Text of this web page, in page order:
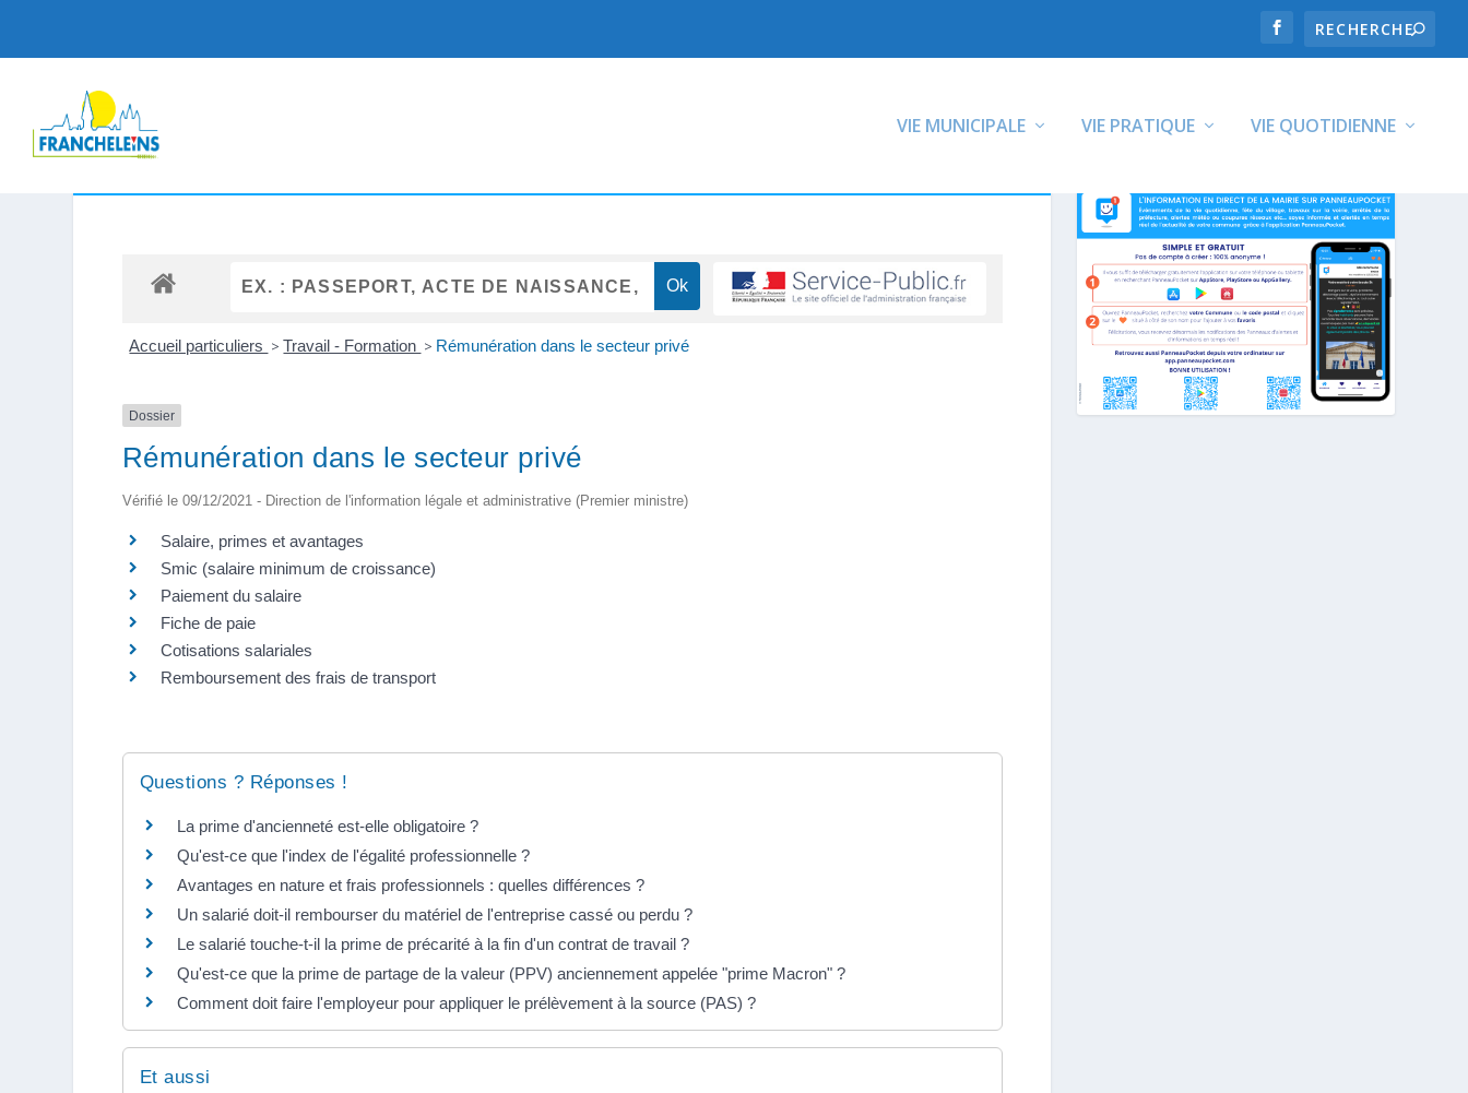
VIE MUNICIPALE VIE PRATIQUE VIE QUOTIDIENNE
Accueil particuliers > Travail - Formation > Rémunération dans le secteur privé
Dossier
Rémunération dans le secteur privé
Vérifié le 09/12/2021 - Direction de l'information légale et administrative (Premier ministre)
Salaire, primes et avantages
Smic (salaire minimum de croissance)
Paiement du salaire
Fiche de paie
Cotisations salariales
Remboursement des frais de transport
Questions ? Réponses !
La prime d'ancienneté est-elle obligatoire ?
Qu'est-ce que l'index de l'égalité professionnelle ?
Avantages en nature et frais professionnels : quelles différences ?
Un salarié doit-il rembourser du matériel de l'entreprise cassé ou perdu ?
Le salarié touche-t-il la prime de précarité à la fin d'un contrat de travail ?
Qu'est-ce que la prime de partage de la valeur (PPV) anciennement appelée "prime Macron" ?
Comment doit faire l'employeur pour appliquer le prélèvement à la source (PAS) ?
Et aussi